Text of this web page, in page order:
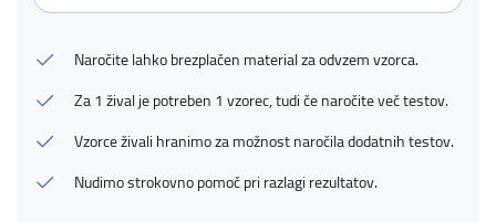
Naročite lahko brezplačen material za odvzem vzorca.
Za 1 žival je potreben 1 vzorec, tudi če naročite več testov.
Vzorce živali hranimo za možnost naročila dodatnih testov.
Nudimo strokovno pomoč pri razlagi rezultatov.